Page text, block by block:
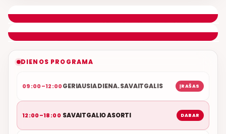
DIENOS PROGRAMA
09:00–12:00GERIAUSIA DIENA. SAVAITGALIS ĮRAŠAS
12:00–18:00 SAVAITGALIO ASORTI DABAR